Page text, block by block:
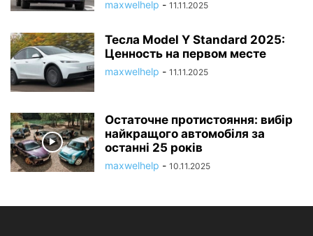
maxwelhelp - 11.11.2025
Тесла Model Y Standard 2025:
Ценность на первом месте
maxwelhelp - 11.11.2025
Остаточне протистояння: вибір
найкращого автомобіля за
останні 25 років
maxwelhelp - 10.11.2025